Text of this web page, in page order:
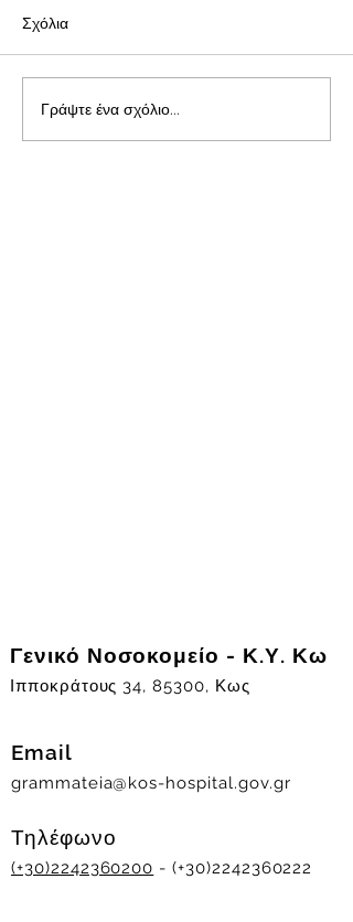
Σχόλια
Γράψτε ένα σχόλιο...
Γενικό Νοσοκομείο - Κ.Υ. Κω
Ιπποκράτους 34, 85300, Κως
Email
grammateia@kos-hospital.gov.gr
Τηλέφωνο
(+30)2242360200 - (+30)2242360222